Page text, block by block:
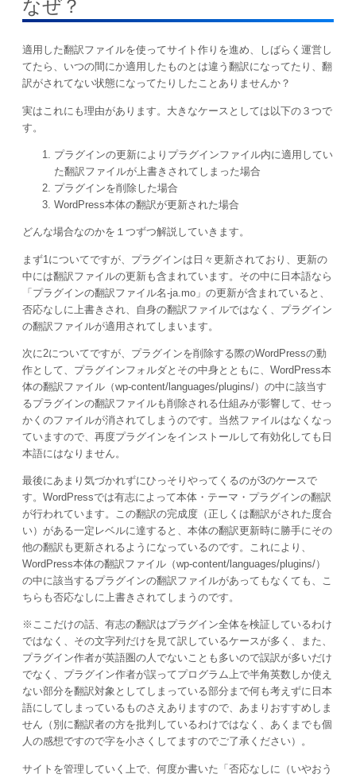
なぜ？
適用した翻訳ファイルを使ってサイト作りを進め、しばらく運営し
てたら、いつの間にか適用したものとは違う翻訳になってたり、翻
訳がされてない状態になってたりしたことありませんか？
実はこれにも理由があります。大きなケースとしては以下の３つで
す。
プラグインの更新によりプラグインファイル内に適用してい
た翻訳ファイルが上書きされてしまった場合
プラグインを削除した場合
WordPress本体の翻訳が更新された場合
どんな場合なのかを１つずつ解説していきます。
まず1についてですが、プラグインは日々更新されており、更新の
中には翻訳ファイルの更新も含まれています。その中に日本語なら
「プラグインの翻訳ファイル名-ja.mo」の更新が含まれていると、
否応なしに上書きされ、自身の翻訳ファイルではなく、プラグイン
の翻訳ファイルが適用されてしまいます。
次に2についてですが、プラグインを削除する際のWordPressの動
作として、プラグインフォルダとその中身とともに、WordPress本
体の翻訳ファイル（wp-content/languages/plugins/）の中に該当す
るプラグインの翻訳ファイルも削除される仕組みが影響して、せっ
かくのファイルが消されてしまうのです。当然ファイルはなくなっ
ていますので、再度プラグインをインストールして有効化しても日
本語にはなりません。
最後にあまり気づかれずにひっそりやってくるのが3のケースで
す。WordPressでは有志によって本体・テーマ・プラグインの翻訳
が行われています。この翻訳の完成度（正しくは翻訳がされた度合
い）がある一定レベルに達すると、本体の翻訳更新時に勝手にその
他の翻訳も更新されるようになっているのです。これにより、
WordPress本体の翻訳ファイル（wp-content/languages/plugins/）
の中に該当するプラグインの翻訳ファイルがあってもなくても、こ
ちらも否応なしに上書きされてしまうのです。
※ここだけの話、有志の翻訳はプラグイン全体を検証しているわけ
ではなく、その文字列だけを見て訳しているケースが多く、また、
プラグイン作者が英語圏の人でないことも多いので誤訳が多いだけ
でなく、プラグイン作者が誤ってプログラム上で半角英数しか使え
ない部分を翻訳対象としてしまっている部分まで何も考えずに日本
語にしてしまっているものさえありますので、あまりおすすめしま
せん（別に翻訳者の方を批判しているわけではなく、あくまでも個
人の感想ですので字を小さくしてますのでご了承ください）。
サイトを管理していく上で、何度か書いた「否応なしに（いやおう